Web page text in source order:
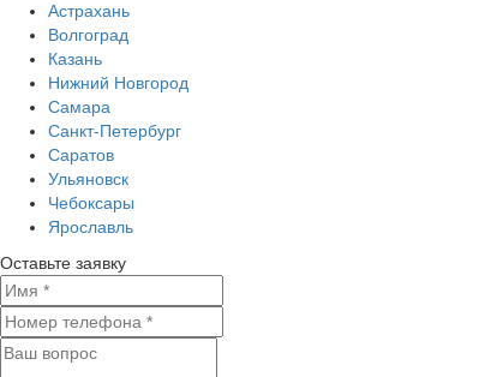
Астрахань
Волгоград
Казань
Нижний Новгород
Самара
Санкт-Петербург
Саратов
Ульяновск
Чебоксары
Ярославль
Оставьте заявку